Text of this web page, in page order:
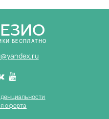
БЕСПЛАТНО
оферта